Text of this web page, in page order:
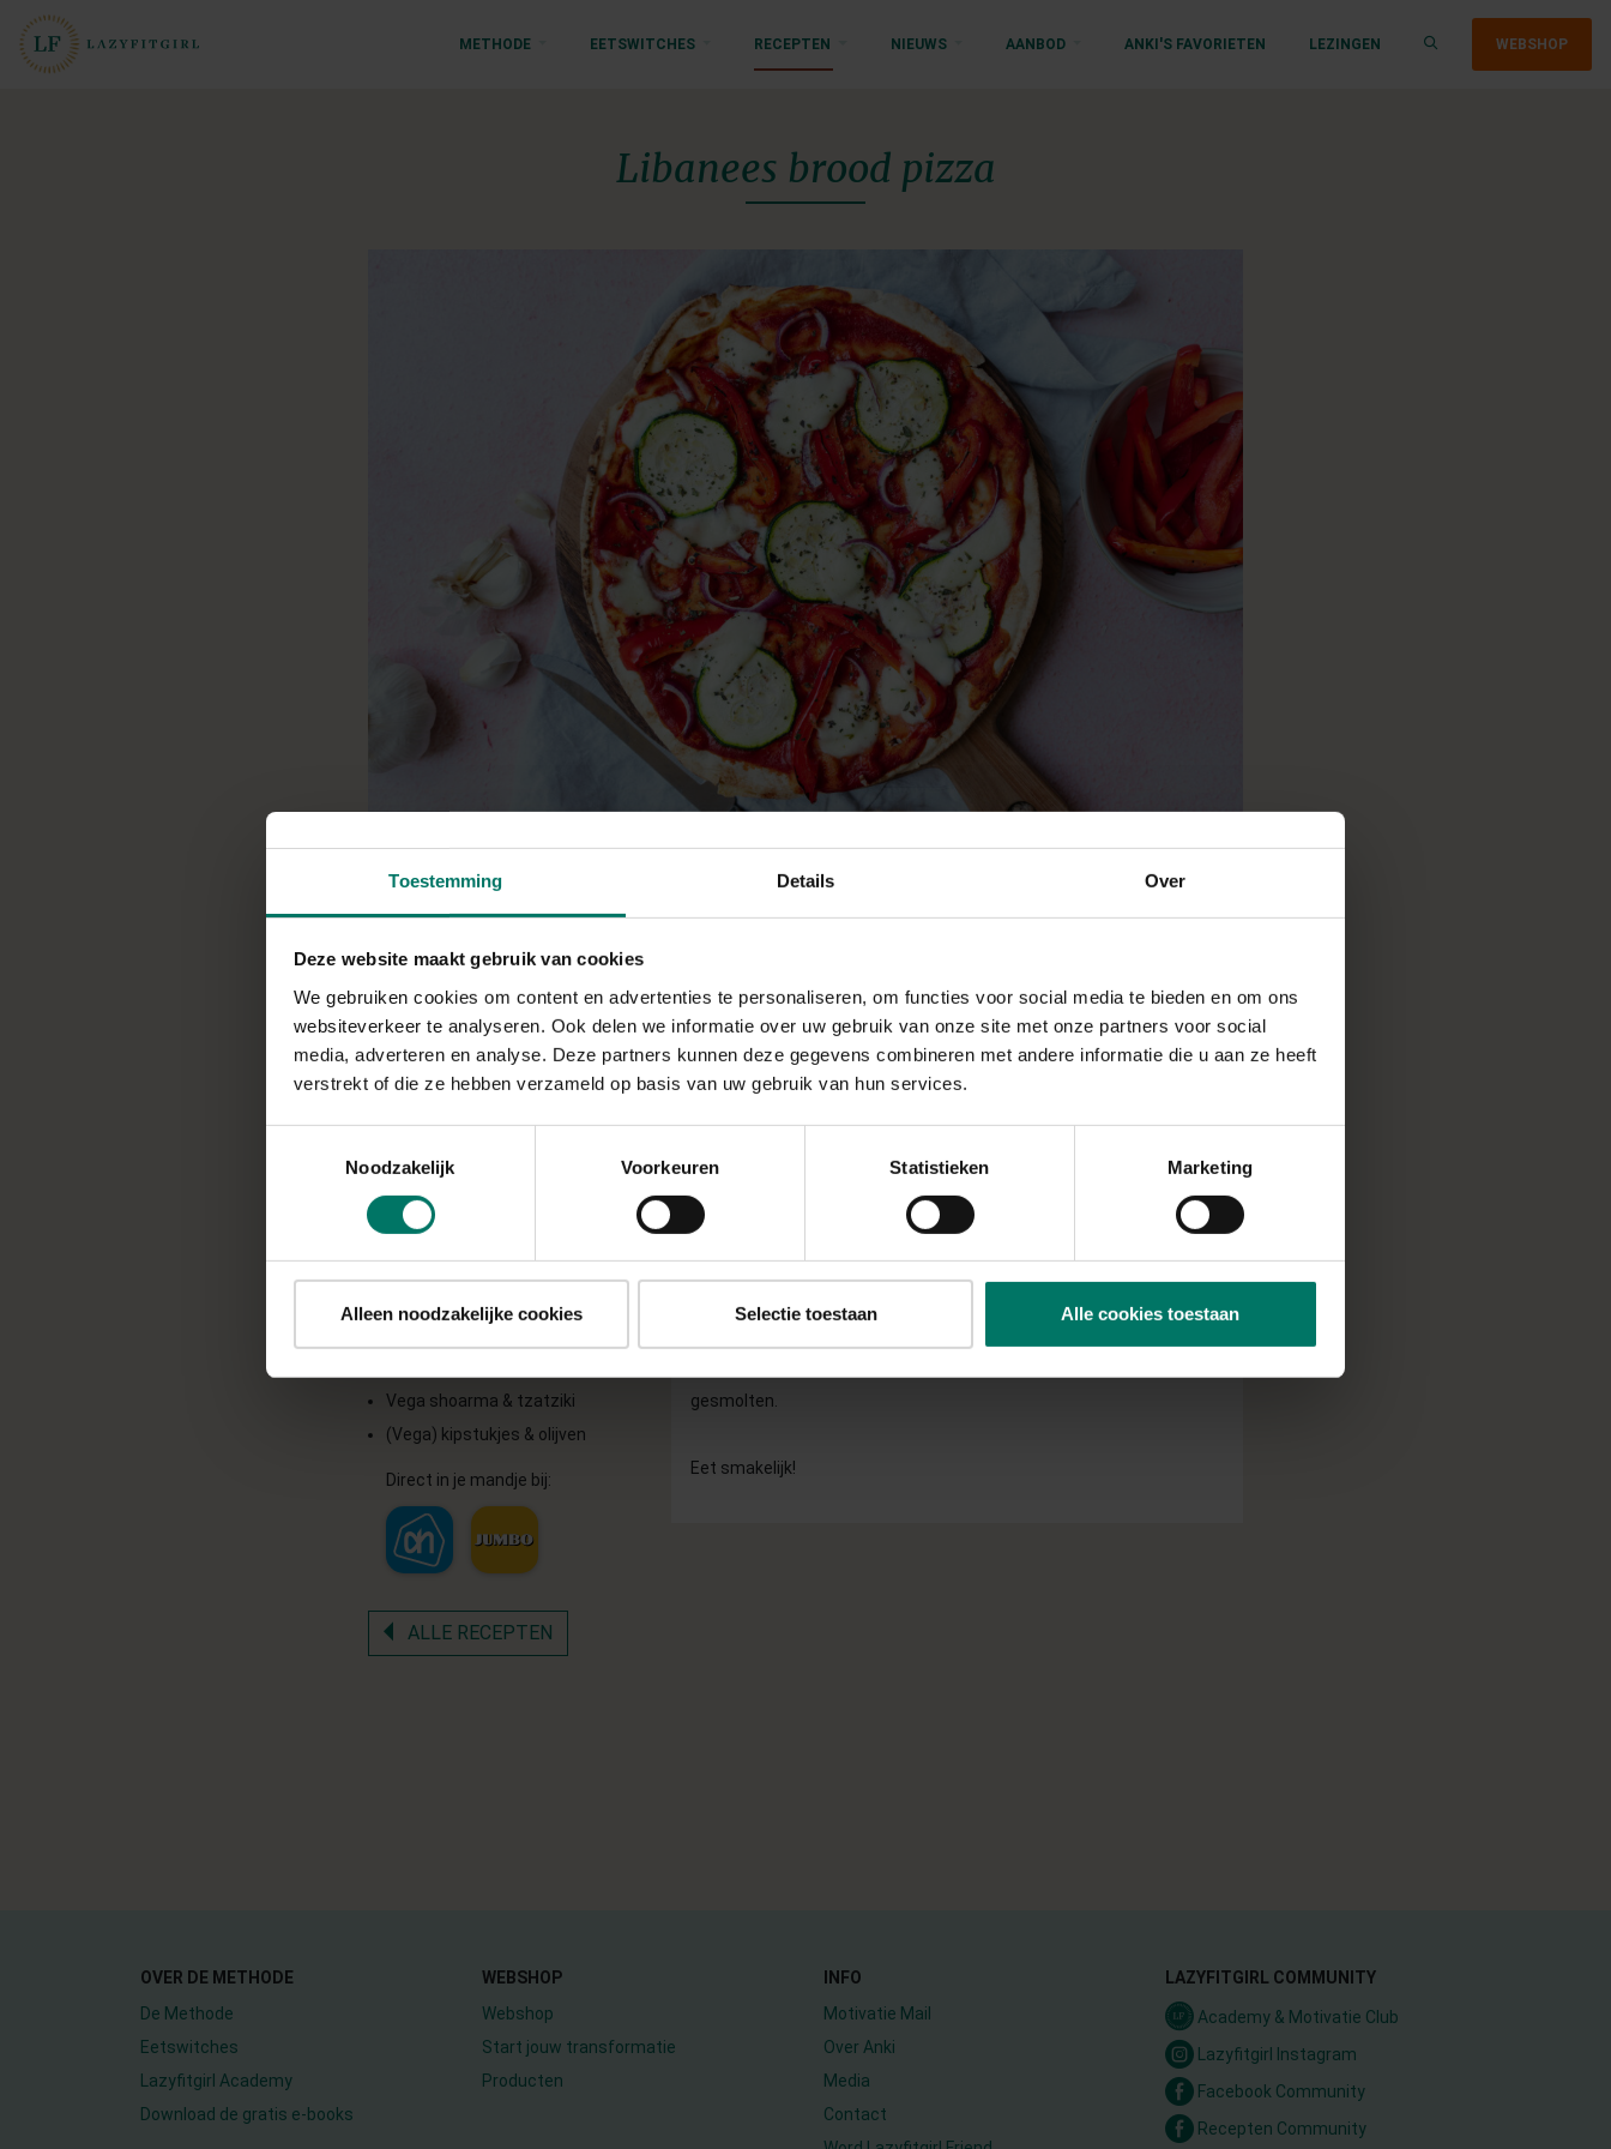
Toestemming Details Over
Deze website maakt gebruik van cookies
We gebruiken cookies om content en advertenties te personaliseren, om functies voor social media te bieden en om ons
websiteverkeer te analyseren. Ook delen we informatie over uw gebruik van onze site met onze partners voor social
media, adverteren en analyse. Deze partners kunnen deze gegevens combineren met andere informatie die u aan ze heeft
verstrekt of die ze hebben verzameld op basis van uw gebruik van hun services.
Noodzakelijk
Voorkeuren Statistieken Marketing
Alleen noodzakelijke cookies Selectie toestaan Alle cookies toestaan
METHODE EETSWITCHES RECEPTEN NIEUWS AANBOD ANKI'S FAVORIETEN LEZINGEN WEBSHOP
Libanees brood pizza
Recept voor een heerlijk en voedzame libanees brood pizza
Bereidingstijd: 5 + 10 min
INGREDIËNTEN
voor 1 pizza
Volkoren Libanees brood
3 el tomatensaus
½ paprika
¼ courgette
½ rode ui
Vega shoarma & tzatziki
(Vega) kipstukjes & olijven
Direct in je mandje bij:
BEREIDING
Verwarm de oven voor op 180 graden.
1. Snijd daarna de paprika in reepjes, de ui in halve maantjes en de
courgette in rondjes.
2. Grill de paprika en courgette kort in een grillpan.
3. Smeer daarna het Libanees brood in met tomatensaus.
gesmolten.
Eet smakelijk!
ALLE RECEPTEN
OVER DE METHODE
De Methode
Eetswitches
Lazyfitgirl Academy
Download de gratis e-books
WEBSHOP
Webshop
Start jouw transformatie
Producten
INFO
Motivatie Mail
Over Anki
Media
Contact
LAZYFITGIRL COMMUNITY
Academy & Motivatie Club
Lazyfitgirl Instagram
Facebook Community
Recepten Community